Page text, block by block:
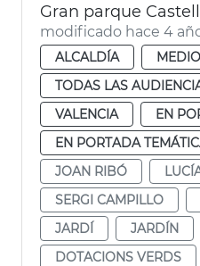
Gran parque
modificado hace 4
ALCALDÍA
TODAS LAS
VALENCIA
EN
EN PORTADA
JOAN RIBÓ
SERGI CAMPILLO
JARDÍ
JARDÍN
DOTACIONS VERDS